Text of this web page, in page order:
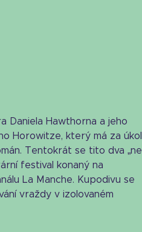
Daniela Hawthorna a jeho
Horowitze, který má za úkol
Tentokrát se tito dva „ne
festival konaný na
La Manche. Kupodivu se
vraždy v izolovaném